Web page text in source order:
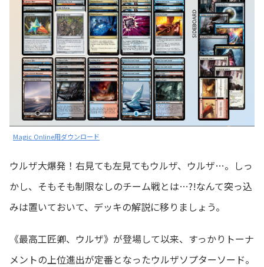
Magic Online用ダウンロード
ウルザ大爆発！右見ても左見てもウルザ、ウルザ…。しっ
かし、そもそも制限なしのチーム戦とは…?!なんて突っ込
みは置いておいて、デッキの解説に移りましょう。
《最高工匠卿、ウルザ》が登場して以来、すっかりトーナ
メントの上位進出が定番となったウルザソプターソード。